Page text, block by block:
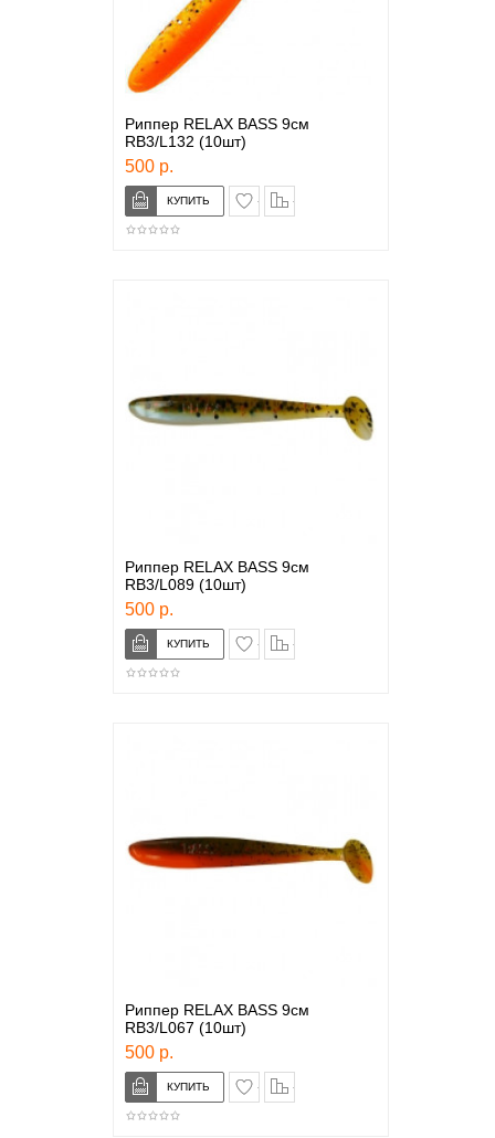
Риппер RELAX BASS 9см
RB3/L132 (10шт)
500 р.
в закладки
Риппер RELAX BASS 9см
RB3/L089 (10шт)
500 р.
в закладки
Риппер RELAX BASS 9см
RB3/L067 (10шт)
500 р.
в закладки